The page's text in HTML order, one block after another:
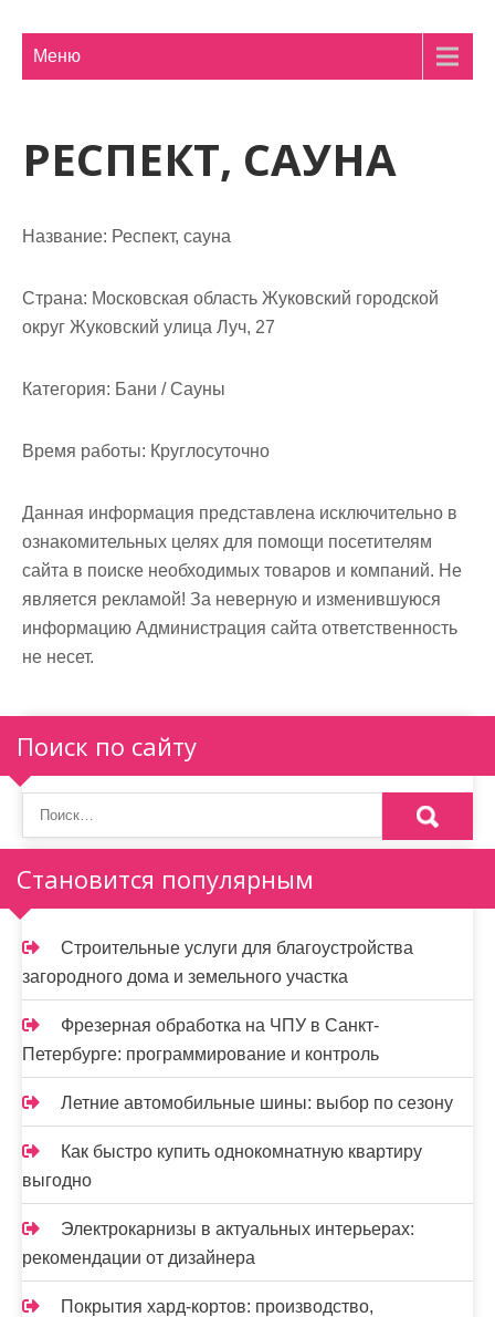
Меню
РЕСПЕКТ, САУНА
Название: Респект, сауна
Страна: Московская область Жуковский городской
округ Жуковский улица Луч, 27
Категория: Бани / Сауны
Время работы: Круглосуточно
Данная информация представлена исключительно в
ознакомительных целях для помощи посетителям
сайта в поиске необходимых товаров и компаний. Не
является рекламой! За неверную и изменившуюся
информацию Администрация сайта ответственность
не несет.
Поиск по сайту
Становится популярным
Строительные услуги для благоустройства
загородного дома и земельного участка
Фрезерная обработка на ЧПУ в Санкт-
Петербурге: программирование и контроль
Летние автомобильные шины: выбор по сезону
Как быстро купить однокомнатную квартиру
выгодно
Электрокарнизы в актуальных интерьерах:
рекомендации от дизайнера
Покрытия хард-кортов: производство,